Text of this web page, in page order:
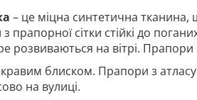
– це міцна синтетична тканина,
прапорної сітки стійкі до
розвиваються на вітрі.
блиском. Прапори з
на вулиці.